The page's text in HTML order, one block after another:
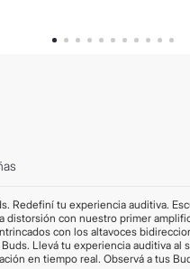
Redefiní tu experiencia auditiva.
distorsión con nuestro primer
con los altavoces
Llevá tu experiencia auditiva al
en tiempo real. Observá a tus